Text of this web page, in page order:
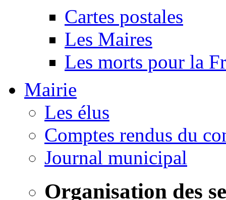
Cartes postales
Les Maires
Les morts pour la
Mairie
Les élus
Comptes rendus du
Journal municipal
Organisation des